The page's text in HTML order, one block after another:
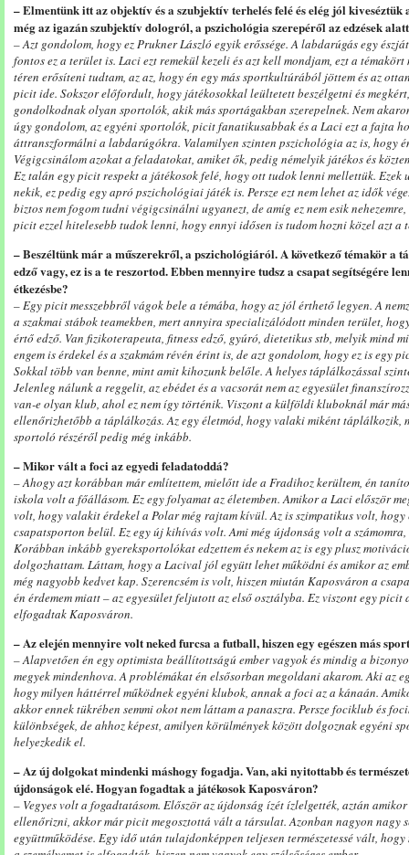
– Elmentünk itt az objektív és a szubjektív terhelés felé és elég jól kiveséztük
még az igazán szubjektív dologról, a pszichológia szerepéről az edzések
– Azt gondolom, hogy ez Prukner László egyik erőssége. A labdarúgás egy
fontos ez a terület is. Laci ezt remekül kezeli és azt kell mondjam, ezt a
téren erősíteni tudtam, az az, hogy én egy más sportkultúrából jöttem és az
picit ide. Sokszor előfordult, hogy játékosokkal leültetett beszélgetni és
gondolkodnak olyan sportolók, akik más sportágakban szerepelnek. Nem
úgy gondolom, az egyéni sportolók, picit fanatikusabbak és a Laci ezt a fajta
áttranszformálni a labdarúgókra. Valamilyen szinten pszichológia az is, hogy
Végigcsinálom azokat a feladatokat, amiket ők, pedig némelyik játékos és
Ez talán egy picit respekt a játékosok felé, hogy ott tudok lenni mellettük. Ezek
nekik, ez pedig egy apró pszichológiai játék is. Persze ezt nem lehet az idők
biztos nem fogom tudni végigcsinálni ugyanezt, de amíg ez nem esik
picit ezzel hitelesebb tudok lenni, hogy ennyi idősen is tudom hozni közel azt a
– Beszéltünk már a műszerekről, a pszichológiáról. A következő témakör a
edző vagy, ez is a te reszortod. Ebben mennyire tudsz a csapat segítségére
étkezésbe?
– Egy picit messzebbről vágok bele a témába, hogy az jól érthető legyen. A
a szakmai stábok teamekben, mert annyira specializálódott minden terület,
értő edző. Van fizikoterapeuta, fitness edző, gyúró, dietetikus stb, melyik mind
engem is érdekel és a szakmám révén érint is, de azt gondolom, hogy ez is egy
Sokkal több van benne, mint amit kihozunk belőle. A helyes táplálkozással
Jelenleg nálunk a reggelit, az ebédet és a vacsorát nem az egyesület
van-e olyan klub, ahol ez nem így történik. Viszont a külföldi kluboknál már
ellenőrizhetőbb a táplálkozás. Az egy életmód, hogy valaki miként táplálkozik,
sportoló részéről pedig még inkább.
– Mikor vált a foci az egyedi feladatoddá?
– Ahogy azt korábban már említettem, mielőtt ide a Fradihoz kerültem, én
iskola volt a főállásom. Ez egy folyamat az életemben. Amikor a Laci először
volt, hogy valakit érdekel a Polar még rajtam kívül. Az is szimpatikus volt,
csapatsporton belül. Ez egy új kihívás volt. Ami még újdonság volt a
Korábban inkább gyereksportolókat edzettem és nekem az is egy plusz
dolgozhattam. Láttam, hogy a Lacival jól együtt lehet működni és amikor az
még nagyobb kedvet kap. Szerencsém is volt, hiszen miután Kaposváron a
én érdemem miatt – az egyesület feljutott az első osztályba. Ez viszont egy picit
elfogadtak Kaposváron.
– Az elején mennyire volt neked furcsa a futball, hiszen egy egészen más
– Alapvetően én egy optimista beállítottságú ember vagyok és mindig a
megyek mindenhova. A problémákat én elsősorban megoldani akarom. Aki az
hogy milyen háttérrel működnek egyéni klubok, annak a foci az a kánaán.
akkor ennek tükrében semmi okot nem láttam a panaszra. Persze fociklub és
különbségek, de ahhoz képest, amilyen körülmények között dolgoznak egyéni
helyezkedik el.
– Az új dolgokat mindenki máshogy fogadja. Van, aki nyitottabb és
újdonságok elé. Hogyan fogadtak a játékosok Kaposváron?
– Vegyes volt a fogadtatásom. Először az újdonság ízét ízlelgették, aztán
ellenőrizni, akkor már picit megosztottá vált a társulat. Azonban nagyon nagy
együttműködése. Egy idő után tulajdonképpen teljesen természetessé vált,